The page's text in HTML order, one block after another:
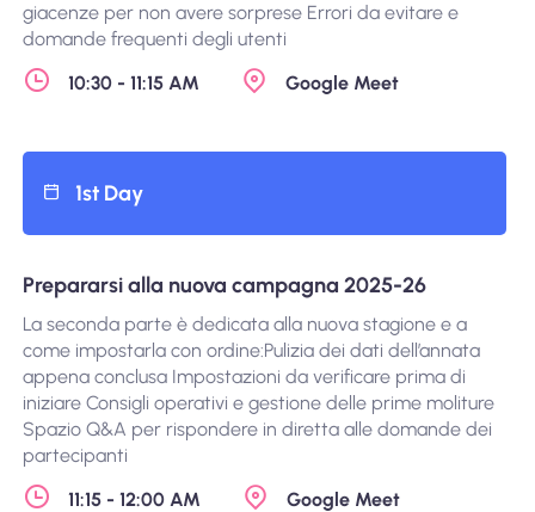
giacenze per non avere sorprese Errori da evitare e
domande frequenti degli utenti
10:30 - 11:15 AM
Google Meet
1st Day
Prepararsi alla nuova campagna 2025-26
La seconda parte è dedicata alla nuova stagione e a
come impostarla con ordine:Pulizia dei dati dell’annata
appena conclusa Impostazioni da verificare prima di
iniziare Consigli operativi e gestione delle prime moliture
Spazio Q&A per rispondere in diretta alle domande dei
partecipanti
11:15 - 12:00 AM
Google Meet